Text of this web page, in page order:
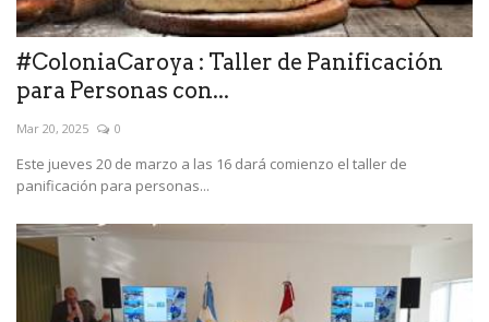
#ColoniaCaroya : Taller de Panificación
para Personas con...
Mar 20, 2025 0
Este jueves 20 de marzo a las 16 dará comienzo el taller de
panificación para personas...